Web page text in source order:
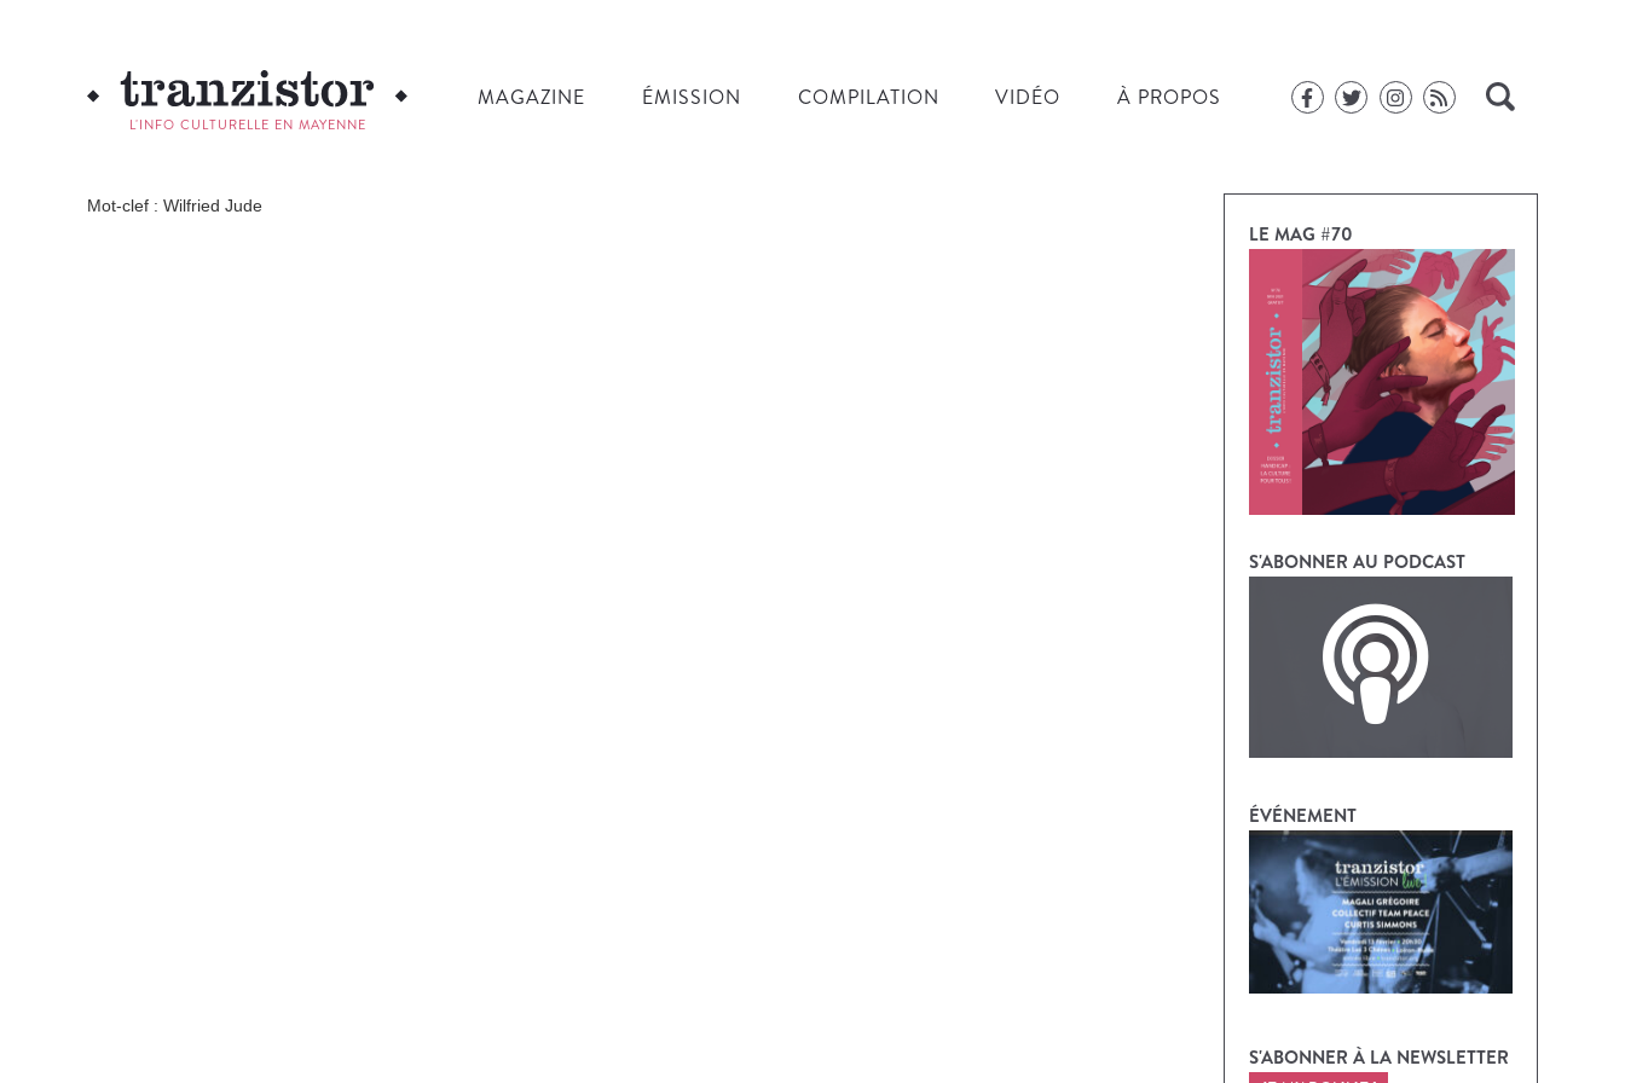
L'INFO CULTURELLE EN MAYENNE
MAGAZINE ÉMISSION COMPILATION VIDÉO À PROPOS
Mot-clef : Wilfried Jude
LE MAG #70
S'ABONNER AU PODCAST
ÉVÉNEMENT
S'ABONNER À LA NEWSLETTER